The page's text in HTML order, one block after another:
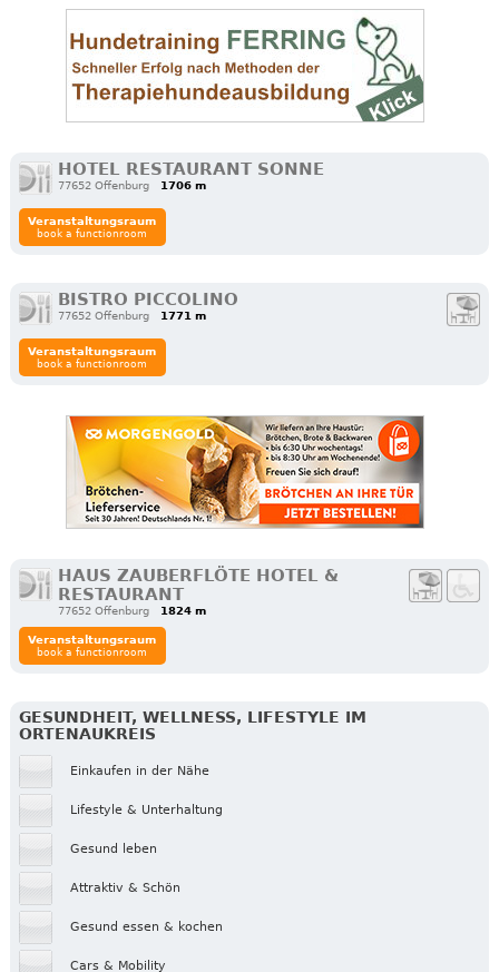
HOTEL RESTAURANT SONNE
77652 Offenburg 1706 m
Veranstaltungsraum
book a functionroom
BISTRO PICCOLINO
77652 Offenburg 1771 m
Veranstaltungsraum
book a functionroom
HAUS ZAUBERFLÖTE HOTEL &
RESTAURANT
77652 Offenburg 1824 m
Veranstaltungsraum
book a functionroom
GESUNDHEIT, WELLNESS, LIFESTYLE IM
ORTENAUKREIS
Einkaufen in der Nähe
Lifestyle & Unterhaltung
Gesund leben
Attraktiv & Schön
Gesund essen & kochen
Cars & Mobility